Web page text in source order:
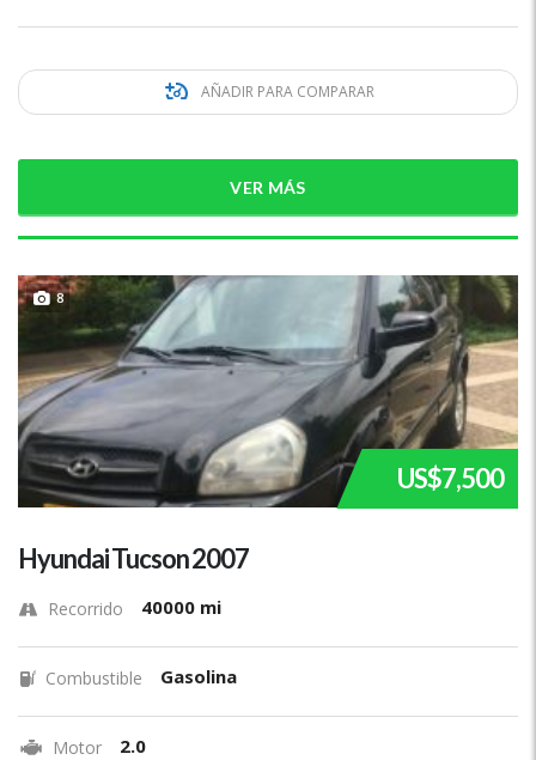
AÑADIR PARA COMPARAR
VER MÁS
8
US$7,500
Hyundai Tucson 2007
Recorrido 40000 mi
Combustible Gasolina
Motor 2.0